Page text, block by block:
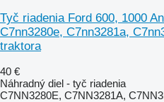
Tyč riadenia Ford 600, 1000
C7nn3280e, C7nn3281a,
traktora
40 €
Náhradný diel - tyč riadenia
C7NN3280E, C7NN3281A,